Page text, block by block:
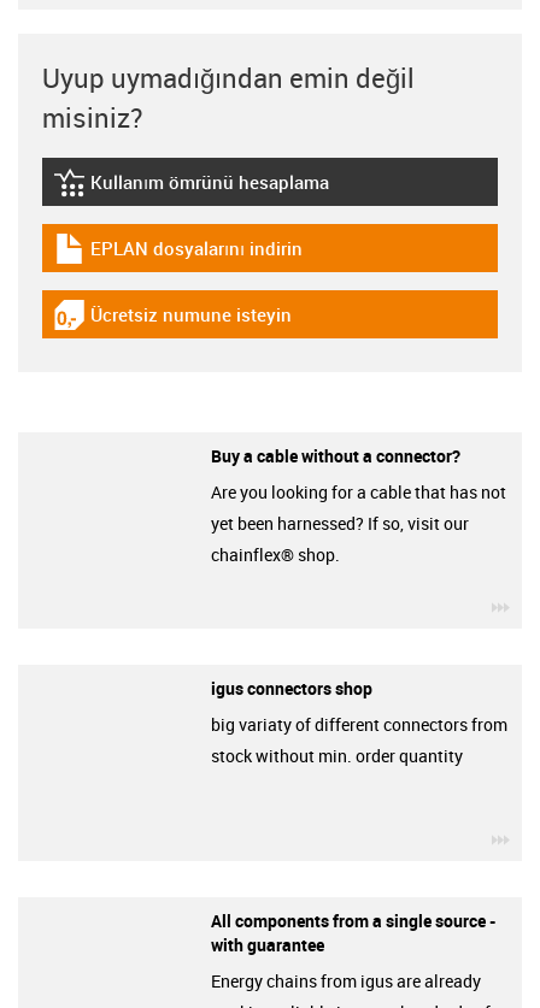
Uyup uymadığından emin değil
misiniz?
igus-icon-lebensdauerrechner
Kullanım ömrünü hesaplama
igus-icon-download-plan
EPLAN dosyalarını indirin
igus-icon-gratismuster
Ücretsiz numune isteyin
Buy a cable without a connector?
Are you looking for a cable that has not
yet been harnessed? If so, visit our
chainflex® shop.
igus connectors shop
big variaty of different connectors from
stock without min. order quantity
All components from a single source -
with guarantee
Energy chains from igus are already